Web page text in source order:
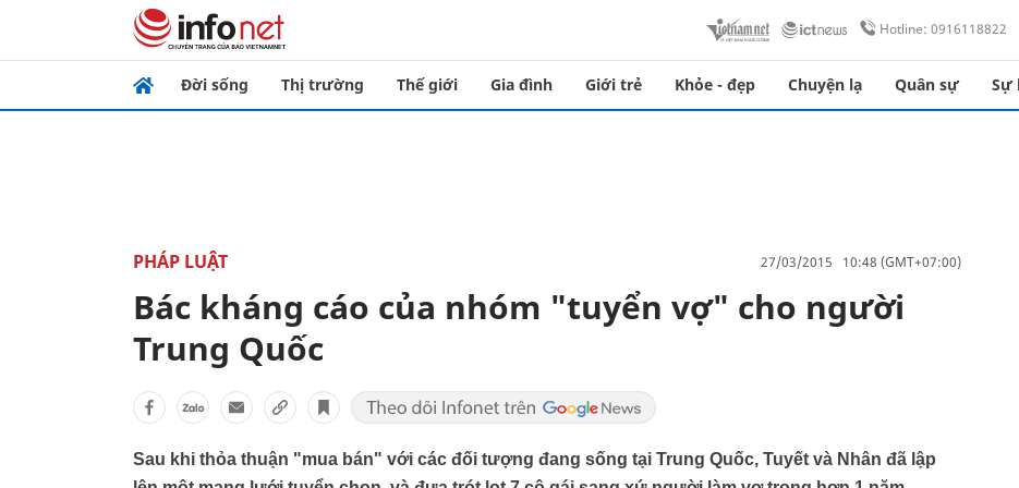
Hotline: 0916118822
Đời sống Thị trường Thế giới Gia đình Giới trẻ Khỏe - đẹp Chuyện lạ Quân sự Sự
PHÁP LUẬT 27/03/2015 10:48 (GMT+07:00)
Bác kháng cáo của nhóm "tuyển vợ" cho người
Trung Quốc
Sau khi thỏa thuận "mua bán" với các đối tượng đang sống tại Trung Quốc, Tuyết và Nhân đã lập